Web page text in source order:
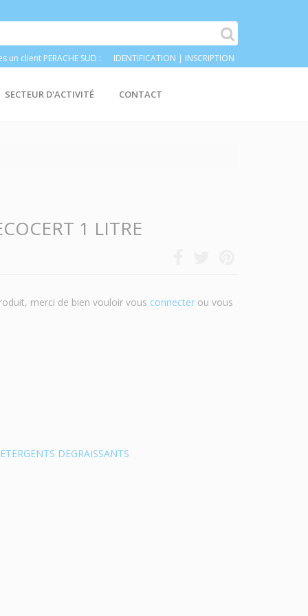
un client PERACHE SUD : IDENTIFICATION | INSCRIPTION
SECTEUR D'ACTIVITÉ CONTACT
1 LITRE
merci de bien vouloir vous connecter ou vous
DEGRAISSANTS